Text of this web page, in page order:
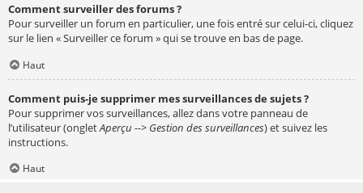
Comment surveiller des forums ?
Pour surveiller un forum en particulier, une fois entré sur celui-ci, cliquez
sur le lien « Surveiller ce forum » qui se trouve en bas de page.
Haut
Comment puis-je supprimer mes surveillances de sujets ?
Pour supprimer vos surveillances, allez dans votre panneau de
l’utilisateur (ongletAperçu --> Gestion des surveillances) et suivez les
instructions.
Haut